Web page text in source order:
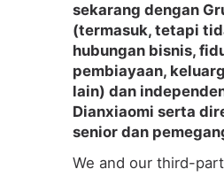
sekarang dengan
(termasuk, tetapi
hubungan bisnis,
pembiayaan,
lain) dan
Dianxiaomi serta
senior dan
We and our third-